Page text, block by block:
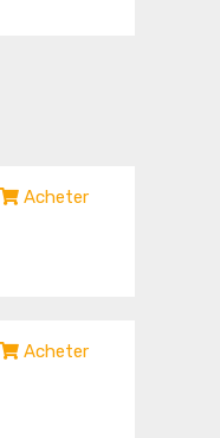
Acheter
Acheter